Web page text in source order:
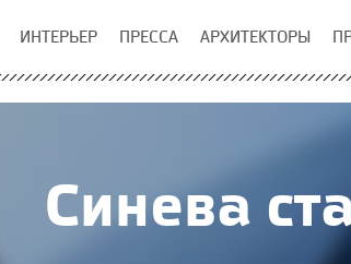
ИНТЕРЬЕР ПРЕССА АРХИТЕКТОРЫ
Синева